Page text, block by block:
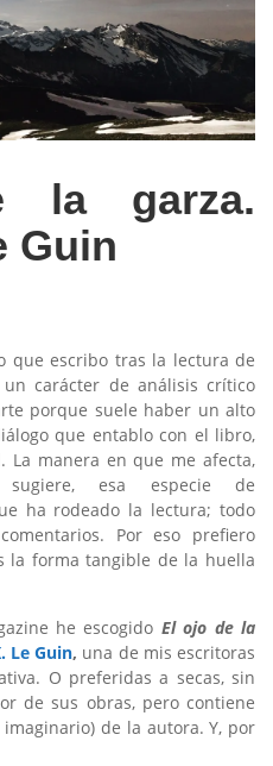
la garza.
Guin
que escribo tras la lectura de
carácter de análisis crítico
porque suele haber un alto
que entablo con el libro,
La manera en que me afecta,
esa especie de
ha rodeado la lectura; todo
Por eso prefiero
la forma tangible de la huella
he escogido El ojo de la
Le Guin, una de mis escritoras
O preferidas a secas, sin
de sus obras, pero contiene
de la autora. Y, por